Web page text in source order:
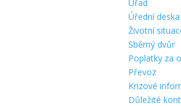
Úřad
Úřední deska
Životní
Sběrný dvůr
Poplatky za
Převoz
Krizové
Důležité